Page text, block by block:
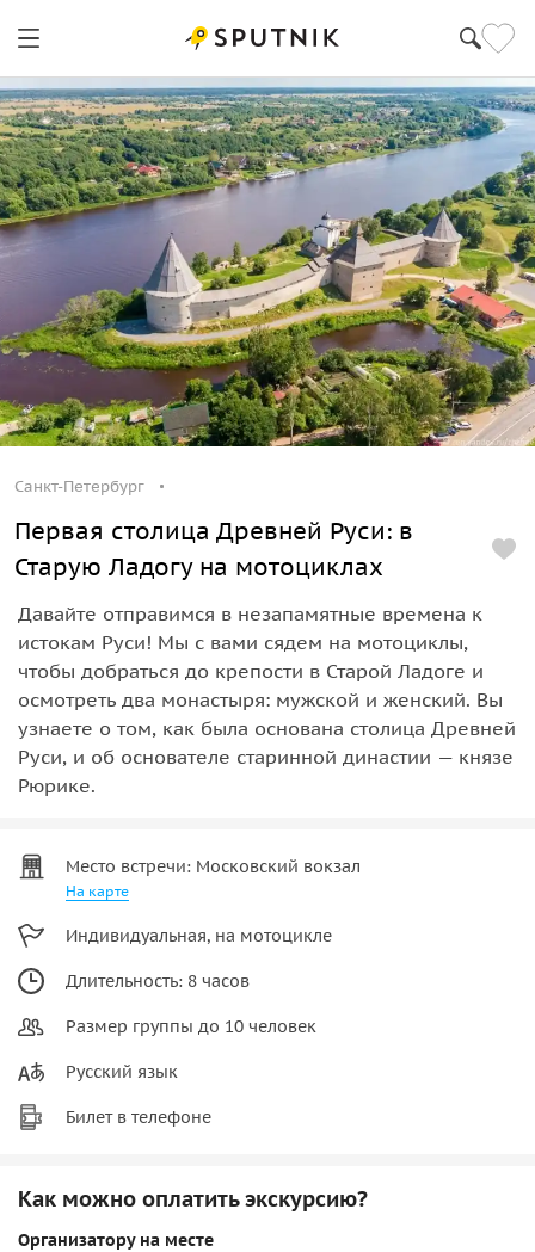
Санкт-Петербург
Первая столица Древней Руси: в
Старую Ладогу на мотоциклах
Давайте отправимся в незапамятные времена к
истокам Руси! Мы с вами сядем на мотоциклы,
чтобы добраться до крепости в Старой Ладоге и
осмотреть два монастыря: мужской и женский. Вы
узнаете о том, как была основана столица Древней
Руси, и об основателе старинной династии — князе
Рюрике.
Место встречи: Московский вокзал
На карте
Индивидуальная, на мотоцикле
Длительность: 8 часов
Размер группы до 10 человек
Русский язык
Билет в телефоне
Как можно оплатить экскурсию?
Организатору на месте